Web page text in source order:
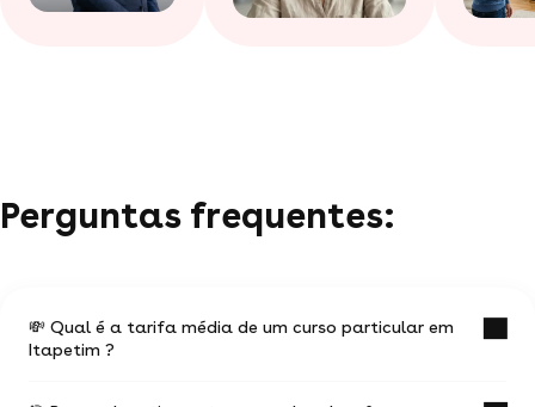
Perguntas frequentes:
💸 Qual é a tarifa média de um curso particular em
Itapetim ?